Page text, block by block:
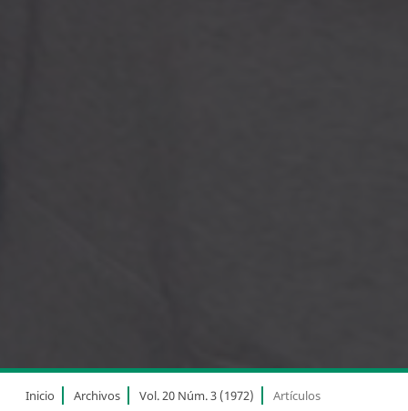
Inicio Archivos Vol. 20 Núm. 3 (1972) Artículos